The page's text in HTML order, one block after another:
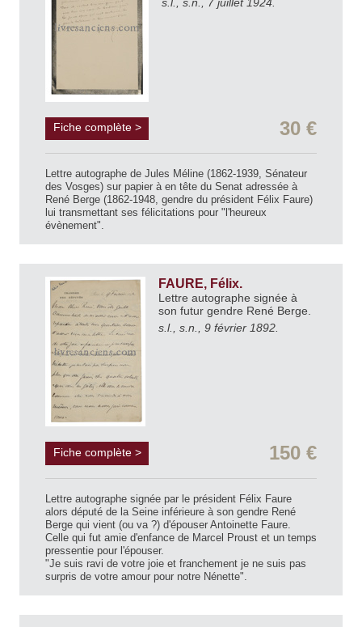
s.l., s.n., 7 juillet 1924.
Fiche complète > 30 €
Lettre autographe de Jules Méline (1862-1939, Sénateur
des Vosges) sur papier à en tête du Senat adressée à
René Berge (1862-1948, gendre du président Félix Faure)
lui transmettant ses félicitations pour "l'heureux
évènement".
FAURE, Félix.
Lettre autographe signée à
son futur gendre René Berge.
s.l., s.n., 9 février 1892.
Fiche complète > 150 €
Lettre autographe signée par le président Félix Faure
alors député de la Seine inférieure à son gendre René
Berge qui vient (ou va ?) d'épouser Antoinette Faure.
Celle qui fut amie d'enfance de Marcel Proust et un temps
pressentie pour l'épouser.
"Je suis ravi de votre joie et franchement je ne suis pas
surpris de votre amour pour notre Nénette".